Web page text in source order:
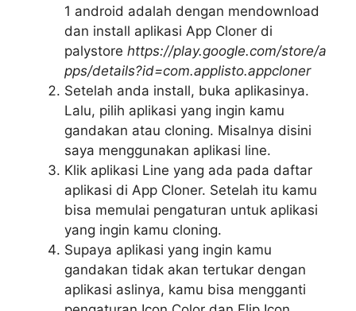
1 android adalah dengan mendownload
dan install aplikasi App Cloner di
palystore https://play.google.com/store/a
pps/details?id=com.applisto.appcloner
Setelah anda install, buka aplikasinya.
Lalu, pilih aplikasi yang ingin kamu
gandakan atau cloning. Misalnya disini
saya menggunakan aplikasi line.
Klik aplikasi Line yang ada pada daftar
aplikasi di App Cloner. Setelah itu kamu
bisa memulai pengaturan untuk aplikasi
yang ingin kamu cloning.
Supaya aplikasi yang ingin kamu
gandakan tidak akan tertukar dengan
aplikasi aslinya, kamu bisa mengganti